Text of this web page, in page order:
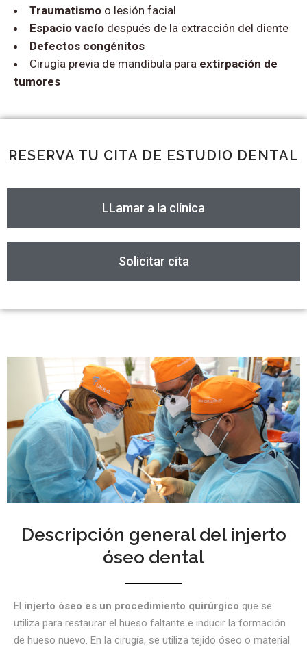
Traumatismo o lesión facial
Espacio vacío después de la extracción del diente
Defectos congénitos
Cirugía previa de mandíbula para extirpación de
tumores
RESERVA TU CITA DE ESTUDIO DENTAL
LLamar a la clínica
Solicitar cita
Descripción general del injerto
óseo dental
El injerto óseo es un procedimiento quirúrgico que se
utiliza para restaurar el hueso faltante e inducir la formación
de hueso nuevo. En la cirugía, se utiliza tejido óseo o material